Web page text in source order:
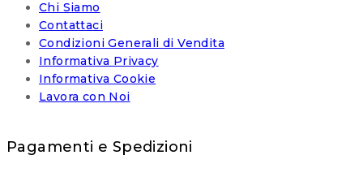
Chi Siamo
Contattaci
Condizioni Generali di Vendita
Informativa Privacy
Informativa Cookie
Lavora con Noi
Pagamenti e Spedizioni